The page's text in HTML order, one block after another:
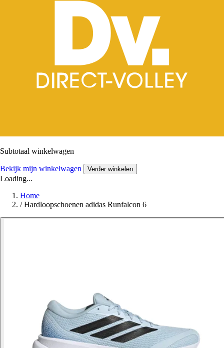
Subtotaal winkelwagen
Bekijk mijn winkelwagen Verder winkelen
Loading...
Home
/ Hardloopschoenen adidas Runfalcon 6